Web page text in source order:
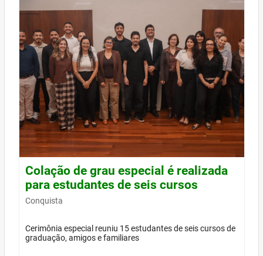
Colação de grau especial é realizada
para estudantes de seis cursos
Conquista
Cerimônia especial reuniu 15 estudantes de seis cursos de
graduação, amigos e familiares